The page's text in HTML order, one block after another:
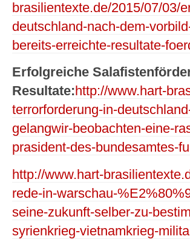
brasilientexte.de/2015/07/03/
deutschland-nach-dem-
bereits-erreichte-resultate-
Erfolgreiche
Resultate:http://www.hart-
terrorforderung-in-
gelangwir-beobachten-eine-
prasident-des-bundesamtes-
http://www.hart-
rede-in-warschau-
seine-zukunft-selber-zu-
syrienkrieg-vietnamkrieg-